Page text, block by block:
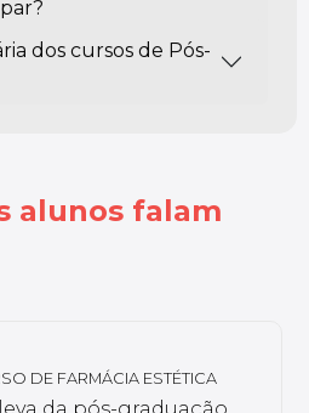
dos cursos de Pós-
alunos falam
DE DISLEXIA E DISTÚRBIOS